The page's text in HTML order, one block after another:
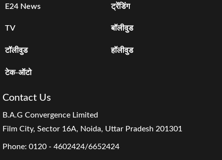
E24 News ट्रेंडिंग
TV बॉलीवुड
टॉलीवुड हॉलीवुड
टेक-ऑटो
Contact Us
B.A.G Convergence Limited
Film City, Sector 16A, Noida, Uttar Pradesh 201301
Phone: 0120 - 4602424/6652424